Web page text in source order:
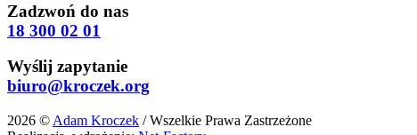
Zadzwoń do nas
18 300 02 01
Wyślij zapytanie
biuro@kroczek.org
2026 © Adam Kroczek / Wszelkie Prawa Zastrzeżone